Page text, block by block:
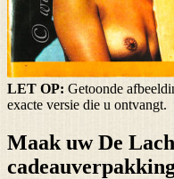
LET OP: Getoonde
exacte versie die u ontvangt.
Maak uw De